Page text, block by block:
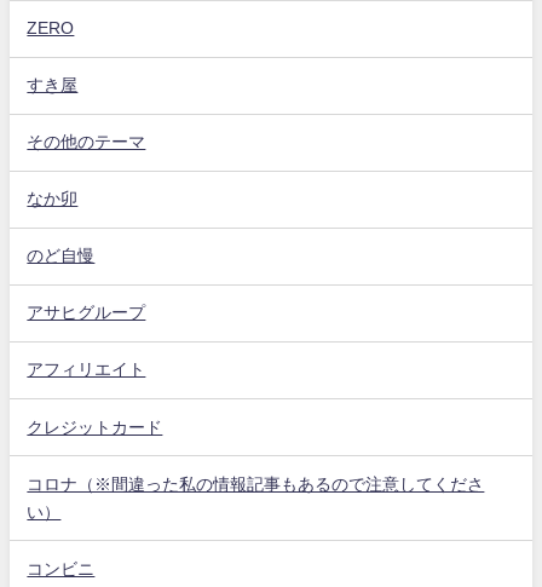
ZERO
すき屋
その他のテーマ
なか卯
のど自慢
アサヒグループ
アフィリエイト
クレジットカード
コロナ（※間違った私の情報記事もあるので注意してくださ
い）
コンビニ